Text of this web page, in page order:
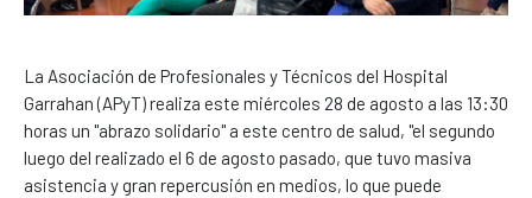
La Asociación de Profesionales y Técnicos del Hospital
Garrahan (APyT) realiza este miércoles 28 de agosto a las 13:30
horas un "abrazo solidario" a este centro de salud, "el segundo
luego del realizado el 6 de agosto pasado, que tuvo masiva
asistencia y gran repercusión en medios, lo que puede